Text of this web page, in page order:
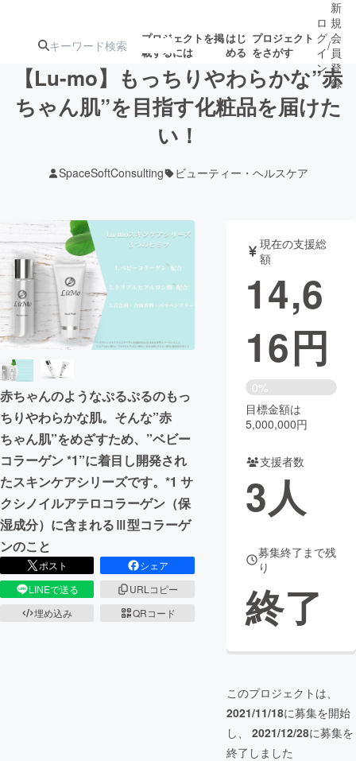
プロジェクトを掲
載するには
はじ
める
プロジェクト
をさがす
注目の新着プロ
テクノロジー・ガジェット
映像・映画 書籍・雑誌
ビジネス・起業 チャレンジ
まちづくり・地域活性化
CAMPFIRE for Social Good
CAMPFIRE Creation
CAMPFIREふるさと納税machi-ya コミュニティ
ロ
グ
イ
ン
/
新
規
会
員
登
録
【Lu-mo】もっちりやわらかな”赤
ちゃん肌”を目指す化粧品を届けた
い！
SpaceSoftConsulting ビューティー・ヘルスケア
赤ちゃんのようなぷるぷるのもっ
ちりやわらかな肌。そんな”赤
ちゃん肌”をめざすため、”ベビー
コラーゲン *1”に着目し開発され
たスキンケアシリーズです。*1 サ
クシノイルアテロコラーゲン（保
湿成分）に含まれるⅢ型コラーゲ
ンのこと
ポスト
シェア
LINEで送る
URLコピー
埋め込み
QRコード
現在の支援総
額
14,6
16円
0%
目標金額は
5,000,000円
支援者数
3人
募集終了まで残
り
終了
このプロジェクトは、
2021/11/18に募集を開始
し、 2021/12/28に募集を
終了しました